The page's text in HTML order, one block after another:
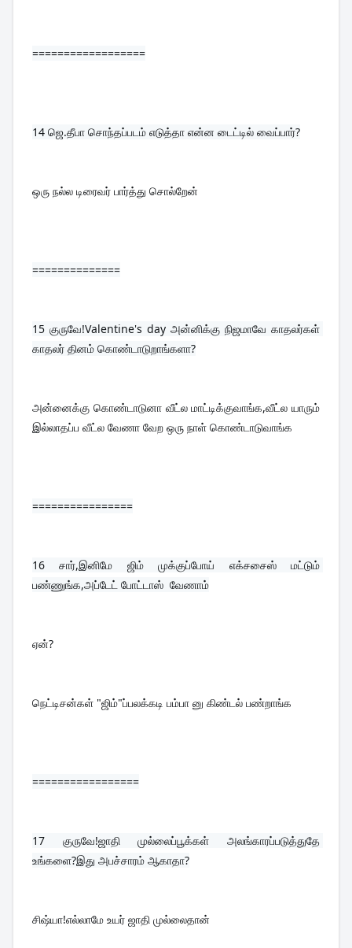
==================
14 ஜெ.தீபா சொந்தப்படம் எடுத்தா என்ன டைட்டில் வைப்பார்?
ஒரு நல்ல டிரைவர் பார்த்து சொல்றேன்
==============
15 குருவே!Valentine's day அன்னிக்கு நிஜமாவே காதலர்கள்
காதலர் தினம் கொண்டாடுறாங்களா?
அன்னைக்கு கொண்டாடுனா வீட்ல மாட்டிக்குவாங்க,வீட்ல யாரும்
இல்லாதப்ப வீட்ல வேணா வேற ஒரு நாள் கொண்டாடுவாங்க
================
16 சார்,இனிமே ஜிம் முக்குப்போய் எக்சசைஸ் மட்டும்
பண்ணுங்க,அப்டேட் போட்டாஸ்  வேணாம்
ஏன்?
நெட்டிசன்கள் "ஜிம்"ப்பலக்கடி பம்பா னு கிண்டல் பண்றாங்க
=================
17 குருவே!ஜாதி முல்லைப்பூக்கள் அலங்காரப்படுத்துதே
உங்களை?இது அபச்சாரம் ஆகாதா?
சிஷ்யா!எல்லாமே உயர் ஜாதி முல்லைதான்